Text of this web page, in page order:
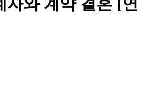
자와 계약 결혼 [연